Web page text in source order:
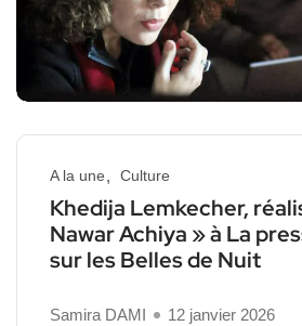
A la une Culture
Khedija Lemkecher,
Nawar Achiya » à La
sur les Belles de Nuit
Samira DAMI
12 janvier 2026